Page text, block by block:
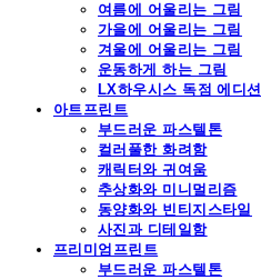
여름에 어울리는 그림
가을에 어울리는 그림
겨울에 어울리는 그림
운동하게 하는 그림
LX하우시스 독점 에디션
아트프린트
부드러운 파스텔톤
컬러풀한 화려함
캐릭터와 귀여움
추상화와 미니멀리즘
동양화와 빈티지스타일
사진과 디테일함
프리미엄프린트
부드러운 파스텔톤